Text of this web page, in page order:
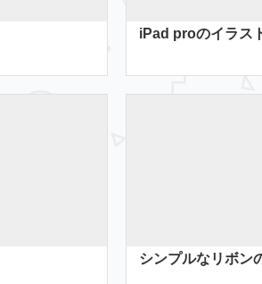
iPad proのイラス
シンプルなリボン